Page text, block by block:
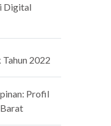
Digital
2022
Profil